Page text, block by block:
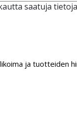
saatuja
ja tuotteiden